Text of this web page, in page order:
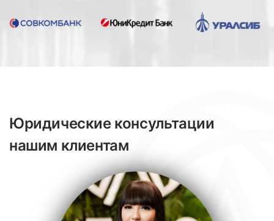
Юридические консультации
нашим клиентам